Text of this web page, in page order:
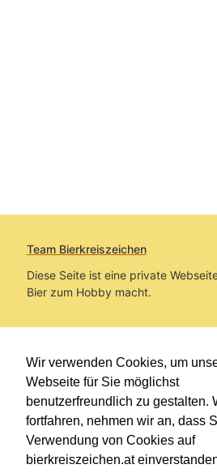
Wir verwenden Cookies, um
Webseite für Sie möglichst
benutzerfreundlich zu gestalten.
fortfahren, nehmen wir an, dass
Verwendung von Cookies auf
bierkreiszeichen.at
Team Bierkreiszeichen
Diese Seite ist eine private
Bier zum Hobby macht.
Sie befinden sich auf https://
im Pfad:Übers Bier/Bierlokale
Erstellt: 2020-08-12
Links